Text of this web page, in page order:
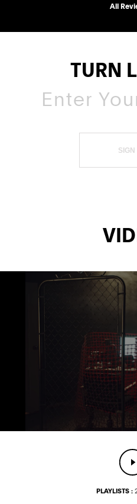
All
TURN
SIGN
PLAYLISTS :